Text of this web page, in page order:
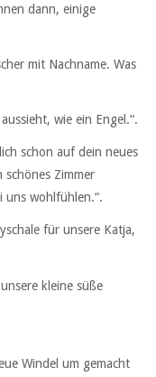
dann, einige
mit Nachname. Was
wie ein Engel.“.
schon auf dein neues
Zimmer
uns wohlfühlen.“.
für unsere Katja,
kleine süße
Windel um gemacht